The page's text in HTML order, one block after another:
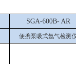
SGA-600B- AR
便携泵吸式氩气检测